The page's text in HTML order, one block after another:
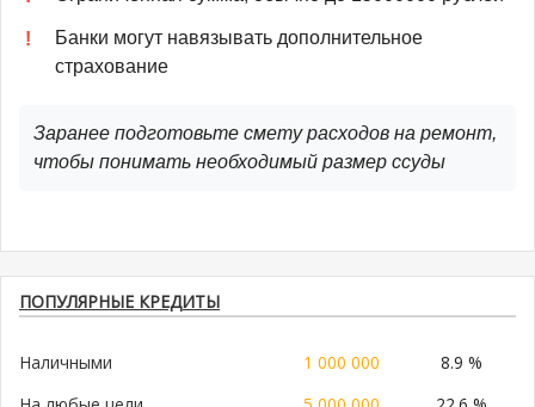
Банки могут навязывать дополнительное
страхование
Заранее подготовьте смету расходов на ремонт,
чтобы понимать необходимый размер ссуды
ПОПУЛЯРНЫЕ КРЕДИТЫ
Наличными 1 000 000
8.9 %